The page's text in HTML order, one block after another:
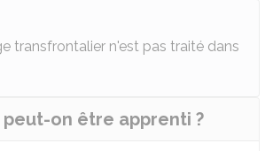
transfrontalier n'est pas traité dans
peut-on être apprenti ?